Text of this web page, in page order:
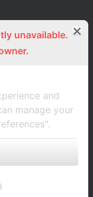
ย์
unavailable.
and
manage your